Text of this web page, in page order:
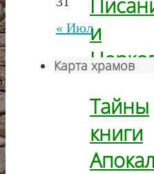
и
Тайны
книги
« Июл
Карта храмов